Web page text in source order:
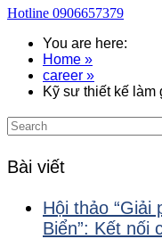
Hotline 0906657379
You are here:
Home »
career »
Kỹ sư thiết kế làm
Bài viết
Hội thảo “Giải
Biển”: Kết nối